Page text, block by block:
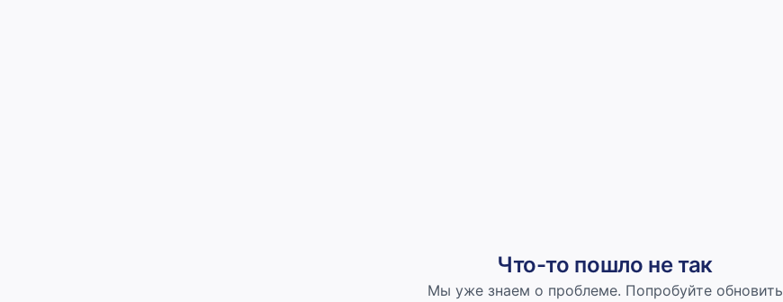
Что-то пошло не так
Мы уже знаем о проблеме. Попробуйте обновить